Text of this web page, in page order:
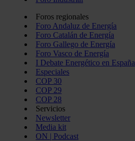
Foros regionales
Foro Andaluz de Energía
Foro Catalán de Energía
Foro Gallego de Energía
Foro Vasco de Energía
I Debate Energético en España
Especiales
COP 30
COP 29
COP 28
Servicios
Newsletter
Media kit
ON | Podcast